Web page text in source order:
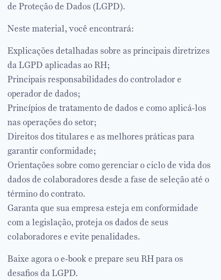
de Proteção de Dados (LGPD).
Neste material, você encontrará:
Explicações detalhadas sobre as principais diretrizes
da LGPD aplicadas ao RH;
Principais responsabilidades do controlador e
operador de dados;
Princípios de tratamento de dados e como aplicá-los
nas operações do setor;
Direitos dos titulares e as melhores práticas para
garantir conformidade;
Orientações sobre como gerenciar o ciclo de vida dos
dados de colaboradores desde a fase de seleção até o
término do contrato.
Garanta que sua empresa esteja em conformidade
com a legislação, proteja os dados de seus
colaboradores e evite penalidades.
Baixe agora o e-book e prepare seu RH para os
desafios da LGPD.